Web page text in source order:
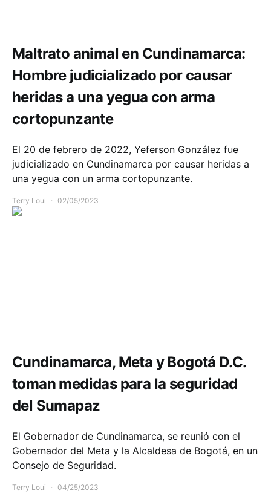
Maltrato animal en Cundinamarca:
Hombre judicializado por causar
heridas a una yegua con arma
cortopunzante
El 20 de febrero de 2022, Yeferson González fue
judicializado en Cundinamarca por causar heridas a
una yegua con un arma cortopunzante.
Terry Loui 02/05/2023
Cundinamarca, Meta y Bogotá D.C.
toman medidas para la seguridad
del Sumapaz
El Gobernador de Cundinamarca, se reunió con el
Gobernador del Meta y la Alcaldesa de Bogotá, en un
Consejo de Seguridad.
Terry Loui 04/25/2023